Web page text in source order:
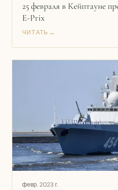
25 февраля в Кейптауне
E-Prix
ЧИТАТЬ →
февр. 2023 г.